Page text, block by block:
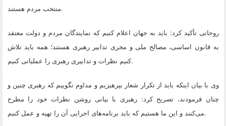
منتخب مردم هستند.
روحانی تأکید کرد: باید به جهان اعلام کنیم که نمایندگان مردم و دولت معتقد
به قانون اساسی، مصالح ملی و مجری تدابیر رهبری هستند؛ همه باید تلاش
کنیم نظرات و تدابیری رهبری را عملیاتی کنیم.
وی با بیان اینکه باید از تکرار شعار بپرهیزیم و مداوم نگوییم که رهبری چنین و
چنان فرمودند، تصریح کرد: رهبری با بیانی روشن نظرات خود را مطرح
می‌کنند و این ما هستیم که باید برنامه‌های اجرایی آن را تهیه و عمل کنیم.